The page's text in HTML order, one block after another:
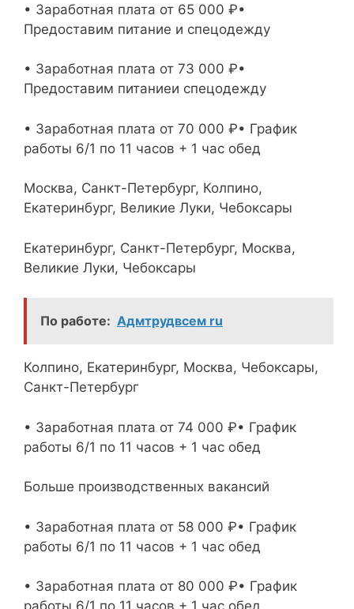
• Заработная плата от 65 000 ₽•
Предоставим питание и спецодежду
• Заработная плата от 73 000 ₽•
Предоставим питание и спецодежду
• Заработная плата от 70 000 ₽• График
работы 6/1 по 11 часов + 1 час обед
Москва, Санкт-Петербург, Колпино,
Екатеринбург, Великие Луки, Чебоксары
Екатеринбург, Санкт-Петербург, Москва,
Великие Луки, Чебоксары
По работе: Адмтрудвсем ru
Колпино, Екатеринбург, Москва, Чебоксары,
Санкт-Петербург
• Заработная плата от 74 000 ₽• График
работы 6/1 по 11 часов + 1 час обед
Больше производственных вакансий
• Заработная плата от 58 000 ₽• График
работы 6/1 по 11 часов + 1 час обед
• Заработная плата от 80 000 ₽• График
работы 6/1 по 11 часов + 1 час обед